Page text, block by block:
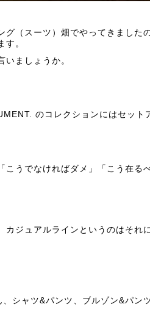
（スーツ） 畑でやってきました
す。
ましょうか。
のコレクションにはセット
こうでなければダメ」「 こう在る
カジュアルラインというのはそれ
シャツ&パンツ、ブルゾン&パン